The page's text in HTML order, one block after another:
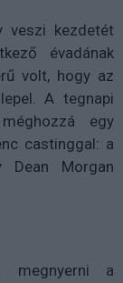
veszi kezdetét
évadának
volt, hogy az
A tegnapi
egy
castinggal: a
Morgan
megnyerni a